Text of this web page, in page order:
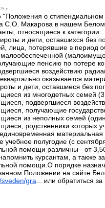
г.
"Положения о
С.О. Макарова в нашем
относящиеся к категории:
и дети, оставшихся без
лица, потерявшие в период
малообеспеченной
пенсию по потере
воздействию
оказывается
и дети, оставшиеся без
из многодетных семей
подвергшиеся
получающие
из неполных семей
родственники которых
учебное полугодие (с
помощи различны - от
курсантам, а также
помощи.О порядке
Положении на сайте
gra ... или обратиться